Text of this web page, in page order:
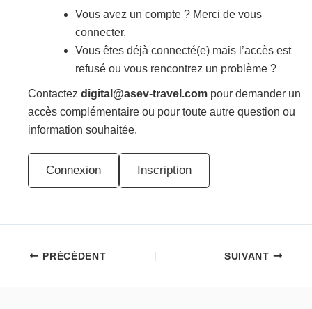
Vous avez un compte ? Merci de vous
connecter.
Vous êtes déjà connecté(e) mais l’accès est
refusé ou vous rencontrez un problème ?
Contactez digital@asev-travel.com pour demander un
accès complémentaire ou pour toute autre question ou
information souhaitée.
Connexion Inscription
PRÉCÉDENT SUIVANT